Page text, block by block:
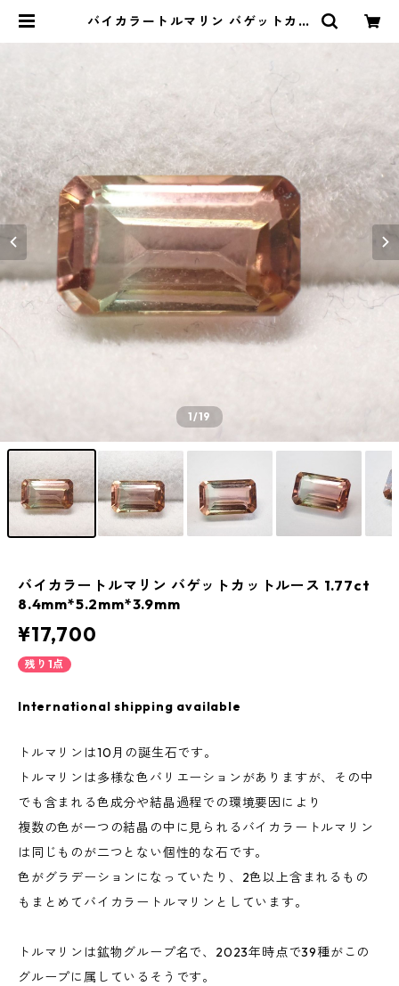
バイカラートルマリン バゲットカッ
1/19
バイカラートルマリン バゲットカットルース 1.77ct
8.4mm*5.2mm*3.9mm
¥17,700
残り1点
International shipping available
トルマリンは10月の誕生石です。
トルマリンは多様な色バリエーションがありますが、その中
でも含まれる色成分や結晶過程での環境要因により
複数の色が一つの結晶の中に見られるバイカラートルマリン
は同じものが二つとない個性的な石です。
色がグラデーションになっていたり、2色以上含まれるもの
もまとめてバイカラートルマリンとしています。
トルマリンは鉱物グループ名で、2023年時点で39種がこの
グループに属しているそうです。